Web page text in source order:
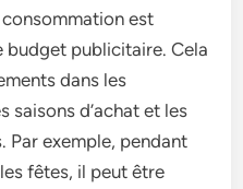
est
budget publicitaire. Cela
dans les
saisons d’achat et les
Par exemple, pendant
fêtes, il peut être